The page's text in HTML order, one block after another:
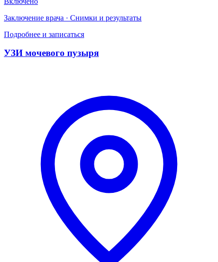
Заключение врача · Снимки и результаты
Подробнее и записаться
УЗИ мочевого пузыря